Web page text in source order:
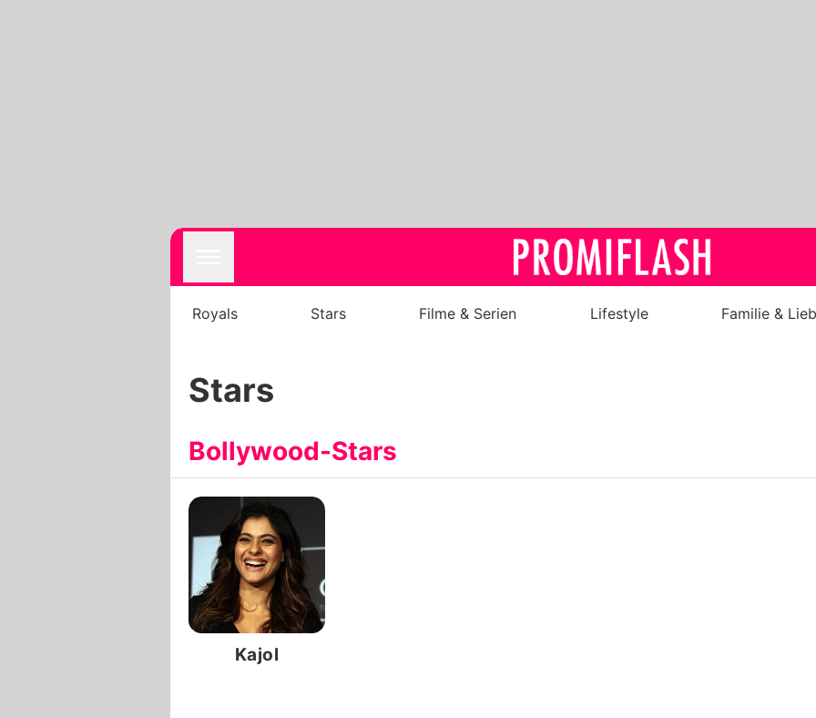
Lifestyle
Royals Stars Filme & Serien Lifestyle Familie &
Stars
Bollywood-Stars
Kajol